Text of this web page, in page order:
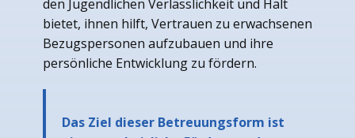
den Jugendlichen Verlässlichkeit und Halt
bietet, ihnen hilft, Vertrauen zu erwachsenen
Bezugspersonen aufzubauen und ihre
persönliche Entwicklung zu fördern.
Das Ziel dieser Betreuungsform ist